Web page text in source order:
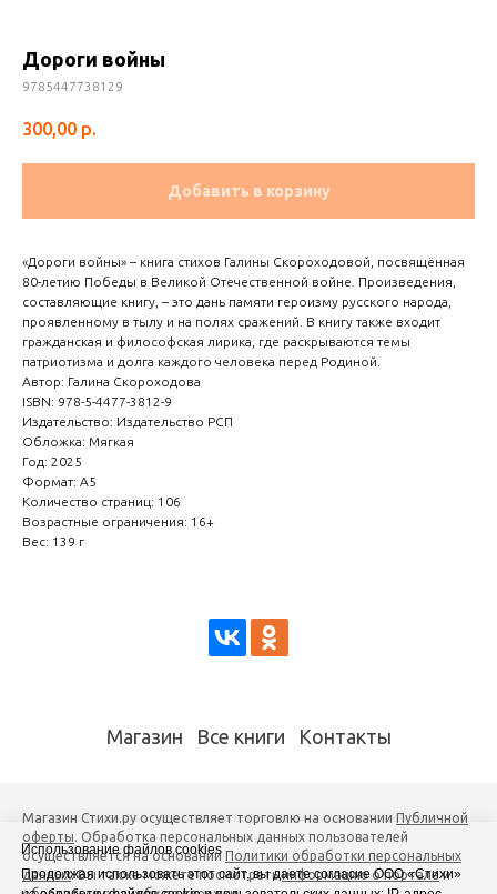
Дороги войны
9785447738129
300,00 р.
Добавить в корзину
«Дороги войны» – книга стихов Галины Скороходовой, посвящённая
80-летию Победы в Великой Отечественной войне. Произведения,
составляющие книгу, – это дань памяти героизму русского народа,
проявленному в тылу и на полях сражений. В книгу также входит
гражданская и философская лирика, где раскрываются темы
патриотизма и долга каждого человека перед Родиной.
Автор: Галина Скороходова
ISBN: 978-5-4477-3812-9
Издательство: Издательство РСП
Обложка: Мягкая
Год: 2025
Формат: А5
Количество страниц: 106
Возрастные ограничения: 16+
Вес: 139 г
Использование файлов cookies
Продолжая использовать этот сайт, вы даете согласие ООО «Стихи»
Магазин Все книги Контакты
Магазин Стихи.ру осуществляет торговлю на основании Публичной
оферты. Обработка персональных данных пользователей
осуществляется на основании Политики обработки персональных
данных. Вы также можете посмотретьинформацию о порталеи